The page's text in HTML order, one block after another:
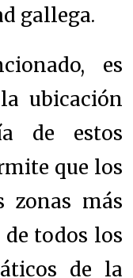
gallega.
es
ubicación
de estos
que los
zonas más
todos los
de la